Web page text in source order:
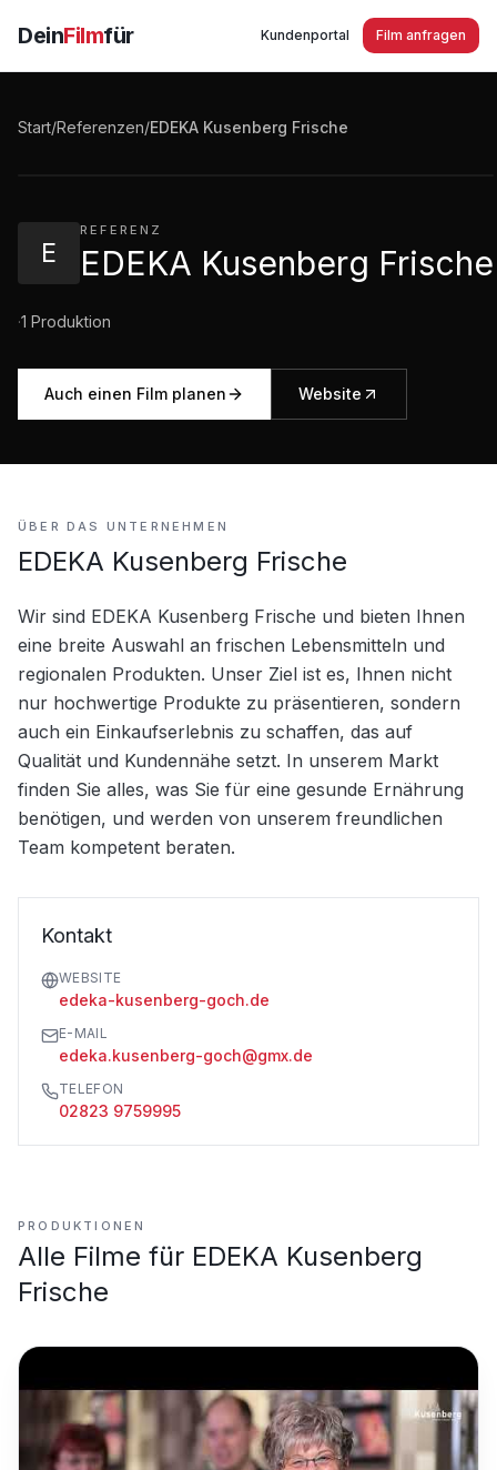
DeinFilmfür Kundenportal Film anfragen
Start/Referenzen/EDEKA Kusenberg Frische
E
REFERENZ
EDEKA Kusenberg Frische
·1 Produktion
Auch einen Film planen Website
EDEKA Kusenberg Frische - Vielfalt - Goch
ÜBER DAS UNTERNEHMEN
EDEKA Kusenberg Frische
Wir sind EDEKA Kusenberg Frische und bieten Ihnen
eine breite Auswahl an frischen Lebensmitteln und
regionalen Produkten. Unser Ziel ist es, Ihnen nicht
nur hochwertige Produkte zu präsentieren, sondern
auch ein Einkaufserlebnis zu schaffen, das auf
Qualität und Kundennähe setzt. In unserem Markt
finden Sie alles, was Sie für eine gesunde Ernährung
benötigen, und werden von unserem freundlichen
Team kompetent beraten.
Kontakt
WEBSITE
edeka-kusenberg-goch.de
E-MAIL
edeka.kusenberg-goch@gmx.de
TELEFON
02823 9759995
PRODUKTIONEN
Alle Filme für EDEKA Kusenberg
Frische